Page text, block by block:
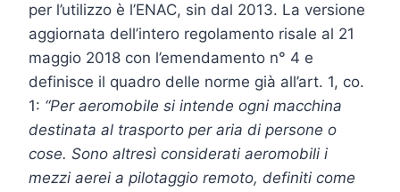
per l’utilizzo è l’ENAC, sin dal 2013. La versione
aggiornata dell’intero regolamento risale al 21
maggio 2018 con l’emendamento n° 4 e
definisce il quadro delle norme già all’art. 1, co.
1: “Per aeromobile si intende ogni macchina
destinata al trasporto per aria di persone o
cose. Sono altresì considerati aeromobili i
mezzi aerei a pilotaggio remoto, definiti come